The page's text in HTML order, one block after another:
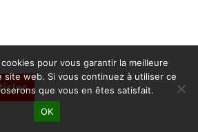
pour vous garantir la meilleure
web. Si vous continuez à utiliser ce
que vous en êtes satisfait.
OK